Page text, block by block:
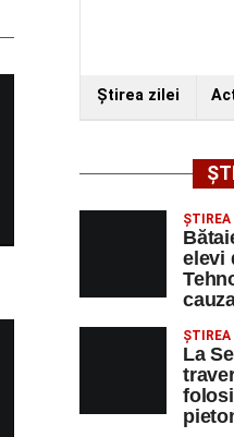
Ştirea zilei
ŞTIREA
elevi
ŞTIREA
La